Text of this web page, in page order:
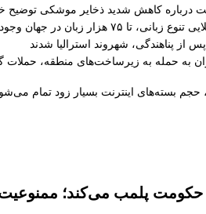
درباره کاهش شدید ذخایر موشکی توضیح
زبان در جهان وجود داشت
به حمله به زیرساخت‌های منطقه، حملات
حجم بسته‌های اینترنت بسیار زود تمام
پلمب می‌کند؛ ممنوعیت